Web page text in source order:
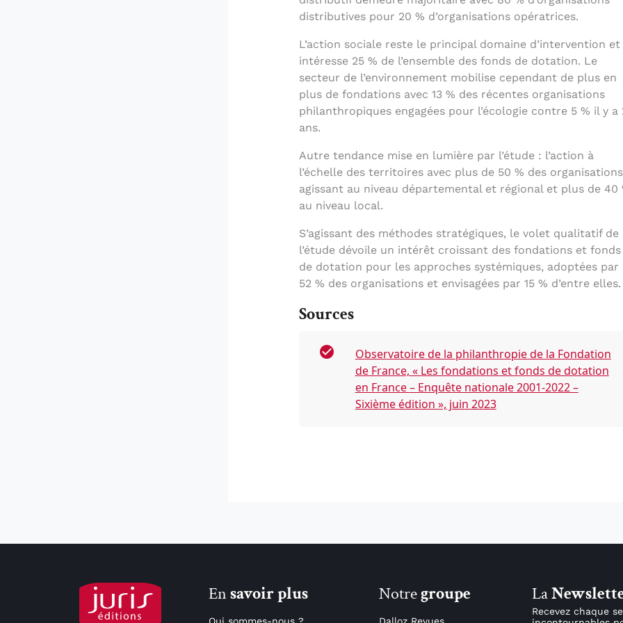
distributives pour 20 % d’organisations opératrices.
L’action sociale reste le principal domaine d’intervention et
intéresse 25 % de l’ensemble des fonds de dotation. Le
secteur de l’environnement mobilise cependant de plus en
plus de fondations avec 13 % des récentes organisations
philanthropiques engagées pour l’écologie contre 5 % il y a
ans.
Autre tendance mise en lumière par l’étude : l’action à
l’échelle des territoires avec plus de 50 % des organisations
agissant au niveau départemental et régional et plus de 40
au niveau local.
S’agissant des méthodes stratégiques, le volet qualitatif de
l’étude dévoile un intérêt croissant des fondations et fonds
de dotation pour les approches systémiques, adoptées par
52 % des organisations et envisagées par 15 % d’entre elles.
Sources
Observatoire de la philanthropie de la Fondation
de France, « Les fondations et fonds de dotation
en France – Enquête nationale 2001-2022 –
Sixième édition », juin 2023
Ensavoir plus Notregroupe La
Recevez chaque